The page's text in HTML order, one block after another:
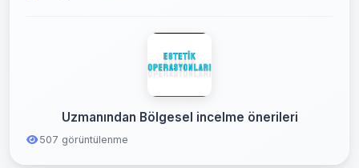
Uzmanından Bölgesel incelme önerileri
507 görüntülenme